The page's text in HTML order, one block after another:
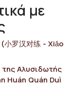
με
罗汉对练 - Xiǎo
Αλυσιδωτής
Huán Quán Duì